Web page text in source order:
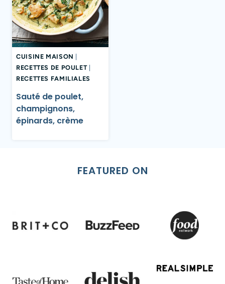
CUISINE MAISON
RECETTES DE POULET|
RECETTES FAMILIALES
Sauté de poulet,
champignons,
épinards, crème
FEATURED ON